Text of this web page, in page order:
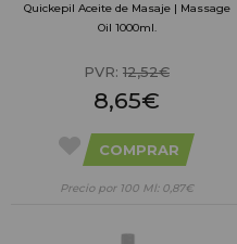
Quickepil Aceite de Masaje | Massage
Oil 1000ml.
PVR: 12,52€
8,65€
COMPRAR
Precio por 100 Ml: 0,87€